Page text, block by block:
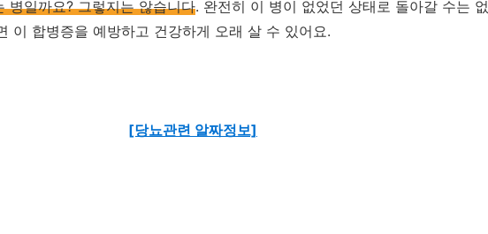
병일까요? 그렇지는 않습니다. 완전히 이 병이 없었던 상태로 돌아갈 수는 없
이 합병증을 예방하고 건강하게 오래 살 수 있어요.
[당뇨관련 알짜정보]